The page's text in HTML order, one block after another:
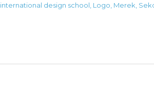
international design school Logo Merek